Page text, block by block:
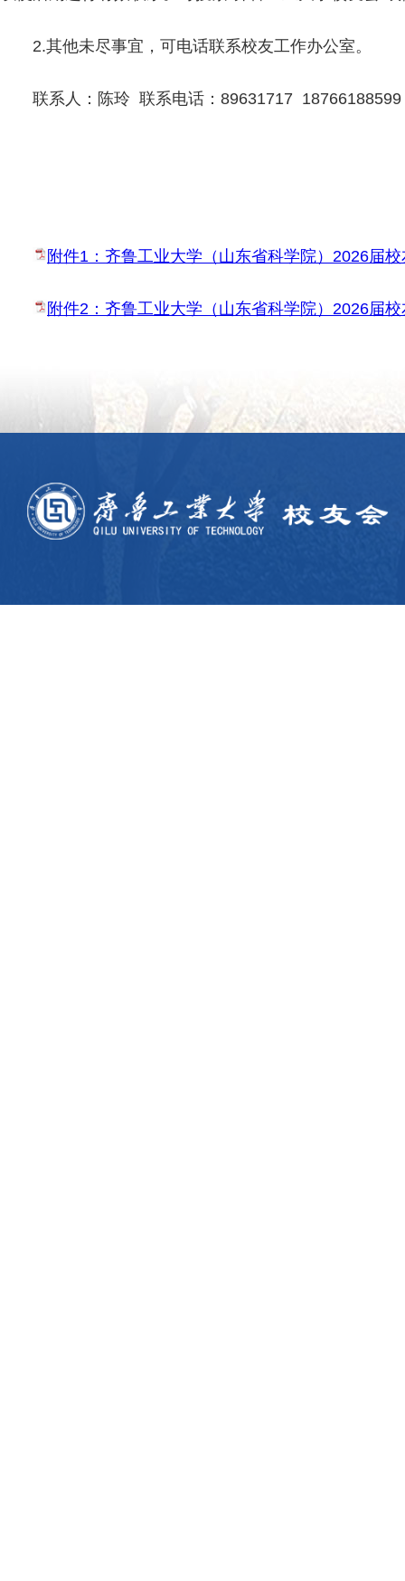
2.其他未尽事宜，可电话联系校友工作办公室。
联系人：陈玲 联系电话：89631717 18766188599
附件1：齐鲁工业大学（山东省科学院）2026届
附件2：齐鲁工业大学（山东省科学院）2026届